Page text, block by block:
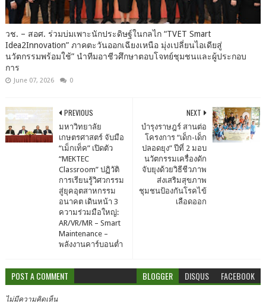
วช. – สอศ. ร่วมบ่มเพาะนักประดิษฐ์ในกลไก “TVET Smart
Idea2Innovation” ภาคตะวันออกเฉียงเหนือ มุ่งเปลี่ยนไอเดียสู่
นวัตกรรมพร้อมใช้” นำทีมอาชีวศึกษาตอบโจทย์ชุมชนและผู้ประกอบ
การ
June 07, 2026 0
NEXT
บำรุงราษฎร์ สานต่อ
โครงการ “เด็ก-เด็ก
ปลอดยุง” ปีที่ 2 มอบ
นวัตกรรมเครื่องดัก
จับยุงด้วยวิธีชีวภาพ
ส่งเสริมสุขภาพ
ชุมชนป้องกันโรคไข้
เลือดออก
PREVIOUS
มหาวิทยาลัย
เกษตรศาสตร์ จับมือ
“เม็กเท็ค” เปิดตัว
“MEKTEC
Classroom” ปฏิวัติ
การเรียนรู้วิศวกรรม
สู่ยุคอุตสาหกรรม
อนาคต เดินหน้า 3
ความร่วมมือใหญ่:
AR/VR/MR – Smart
Maintenance –
พลังงานคาร์บอนต่ำ
POST A COMMENT BLOGGER DISQUS FACEBOOK
ไม่มีความคิดเห็น